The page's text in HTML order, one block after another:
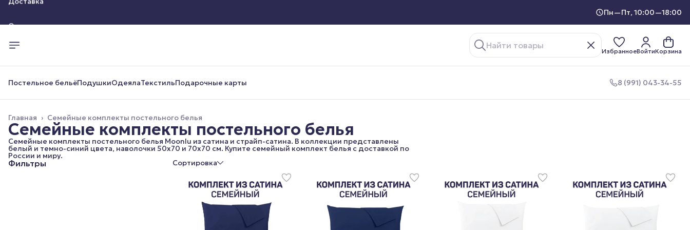
Доставка
Пн—Пт, 10:00—18:00
ИзбранноеВойтиКорзина
Постельное бельёПодушкиОдеялаТекстильПодарочные карты 8 (991) 043-34-55
Семейные комплекты постельного белья
Главная ›
Семейные комплекты постельного белья
Семейные комплекты постельного белья Moonlu из сатина и страйп-сатина. В коллекции представлены
белый и темно-синий цвета, наволочки 50x70 и 70x70 см. Купите семейный комплект белья с доставкой по
России и миру.
Фильтры Сортировка